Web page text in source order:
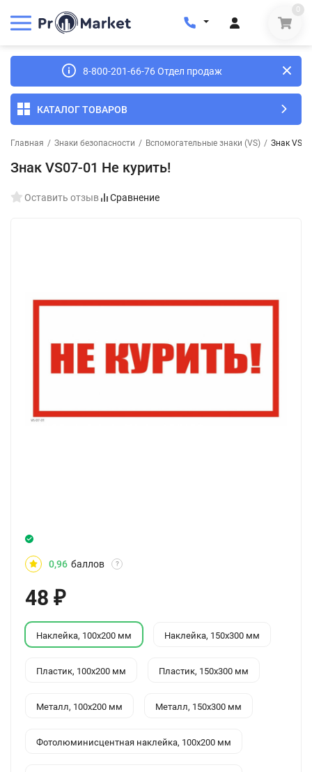
0
8-800-201-66-76 Отдел продаж
КАТАЛОГ ТОВАРОВ
Главная / Знаки безопасности / Вспомогательные знаки (VS) / Знак
Знак VS07-01 Не курить!
Оставить отзыв Сравнение
0,96 баллов ?
48 ₽
Наклейка, 100x200 мм Наклейка, 150x300 мм
Пластик, 100x200 мм Пластик, 150x300 мм
Металл, 100x200 мм Металл, 150x300 мм
Фотолюминисцентная наклейка, 100x200 мм